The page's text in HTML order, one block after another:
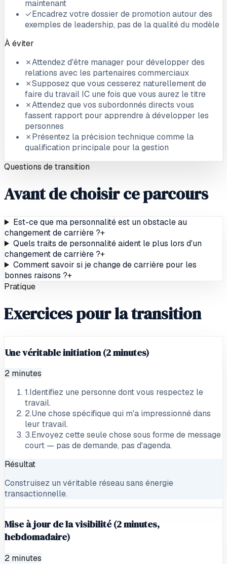
maintenant
✓Encadrez votre dossier de promotion autour des
exemples de leadership, pas de la qualité du modèle
À éviter
✗Attendez d'être manager pour développer des
relations avec les partenaires commerciaux
✗Supposez que vous cesserez naturellement de
faire du travail IC une fois que vous aurez le titre
✗Attendez que vos subordonnés directs vous
fassent rapport pour apprendre à développer les
personnes
✗Présentez la précision technique comme la
qualification principale pour la gestion
Questions de transition
Avant de choisir ce parcours
Est-ce que ma personnalité est un obstacle au
changement de carrière ?+
Quels traits de personnalité aident le plus lors d'un
changement de carrière ?+
Comment savoir si je change de carrière pour les
bonnes raisons ?+
Pratique
Exercices pour la transition
Une véritable initiation (2 minutes)
2 minutes
1.Identifiez une personne dont vous respectez le
travail.
2.Une chose spécifique qui m'a impressionné dans
leur travail.
3.Envoyez cette seule chose sous forme de message
court — pas de demande, pas d'agenda.
Résultat
Construisez un véritable réseau sans énergie
transactionnelle.
Mise à jour de la visibilité (2 minutes,
hebdomadaire)
2 minutes